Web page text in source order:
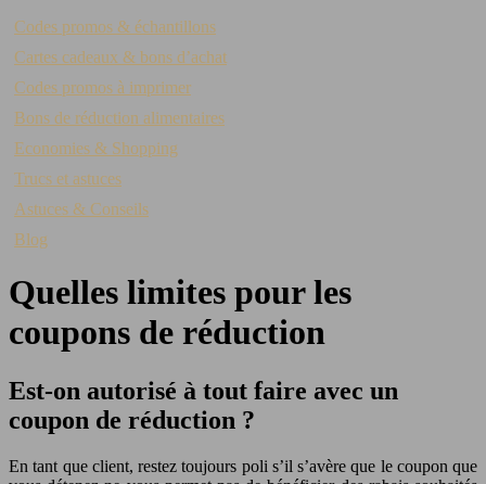
Codes promos & échantillons
Cartes cadeaux & bons d’achat
Codes promos à imprimer
Bons de réduction alimentaires
Economies & Shopping
Trucs et astuces
Astuces & Conseils
Blog
Quelles limites pour les
coupons de réduction
Est-on autorisé à tout faire avec un
coupon de réduction ?
En tant que client, restez toujours poli s’il s’avère que le coupon que